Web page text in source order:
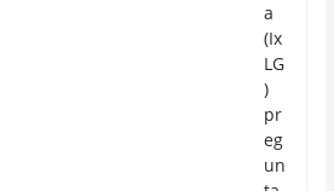
a
(Ix
LG
)
pr
eg
un